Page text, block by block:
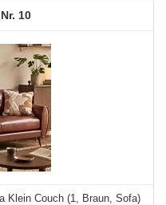
10
Klein Couch (1, Braun, Sofa)